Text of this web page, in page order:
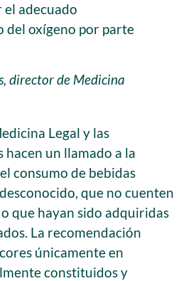
adecuado
del oxígeno por parte
director de Medicina
Legal y las
un llamado a la
consumo de bebidas
que no cuenten
que hayan sido adquiridas
La recomendación
únicamente en
constituidos y